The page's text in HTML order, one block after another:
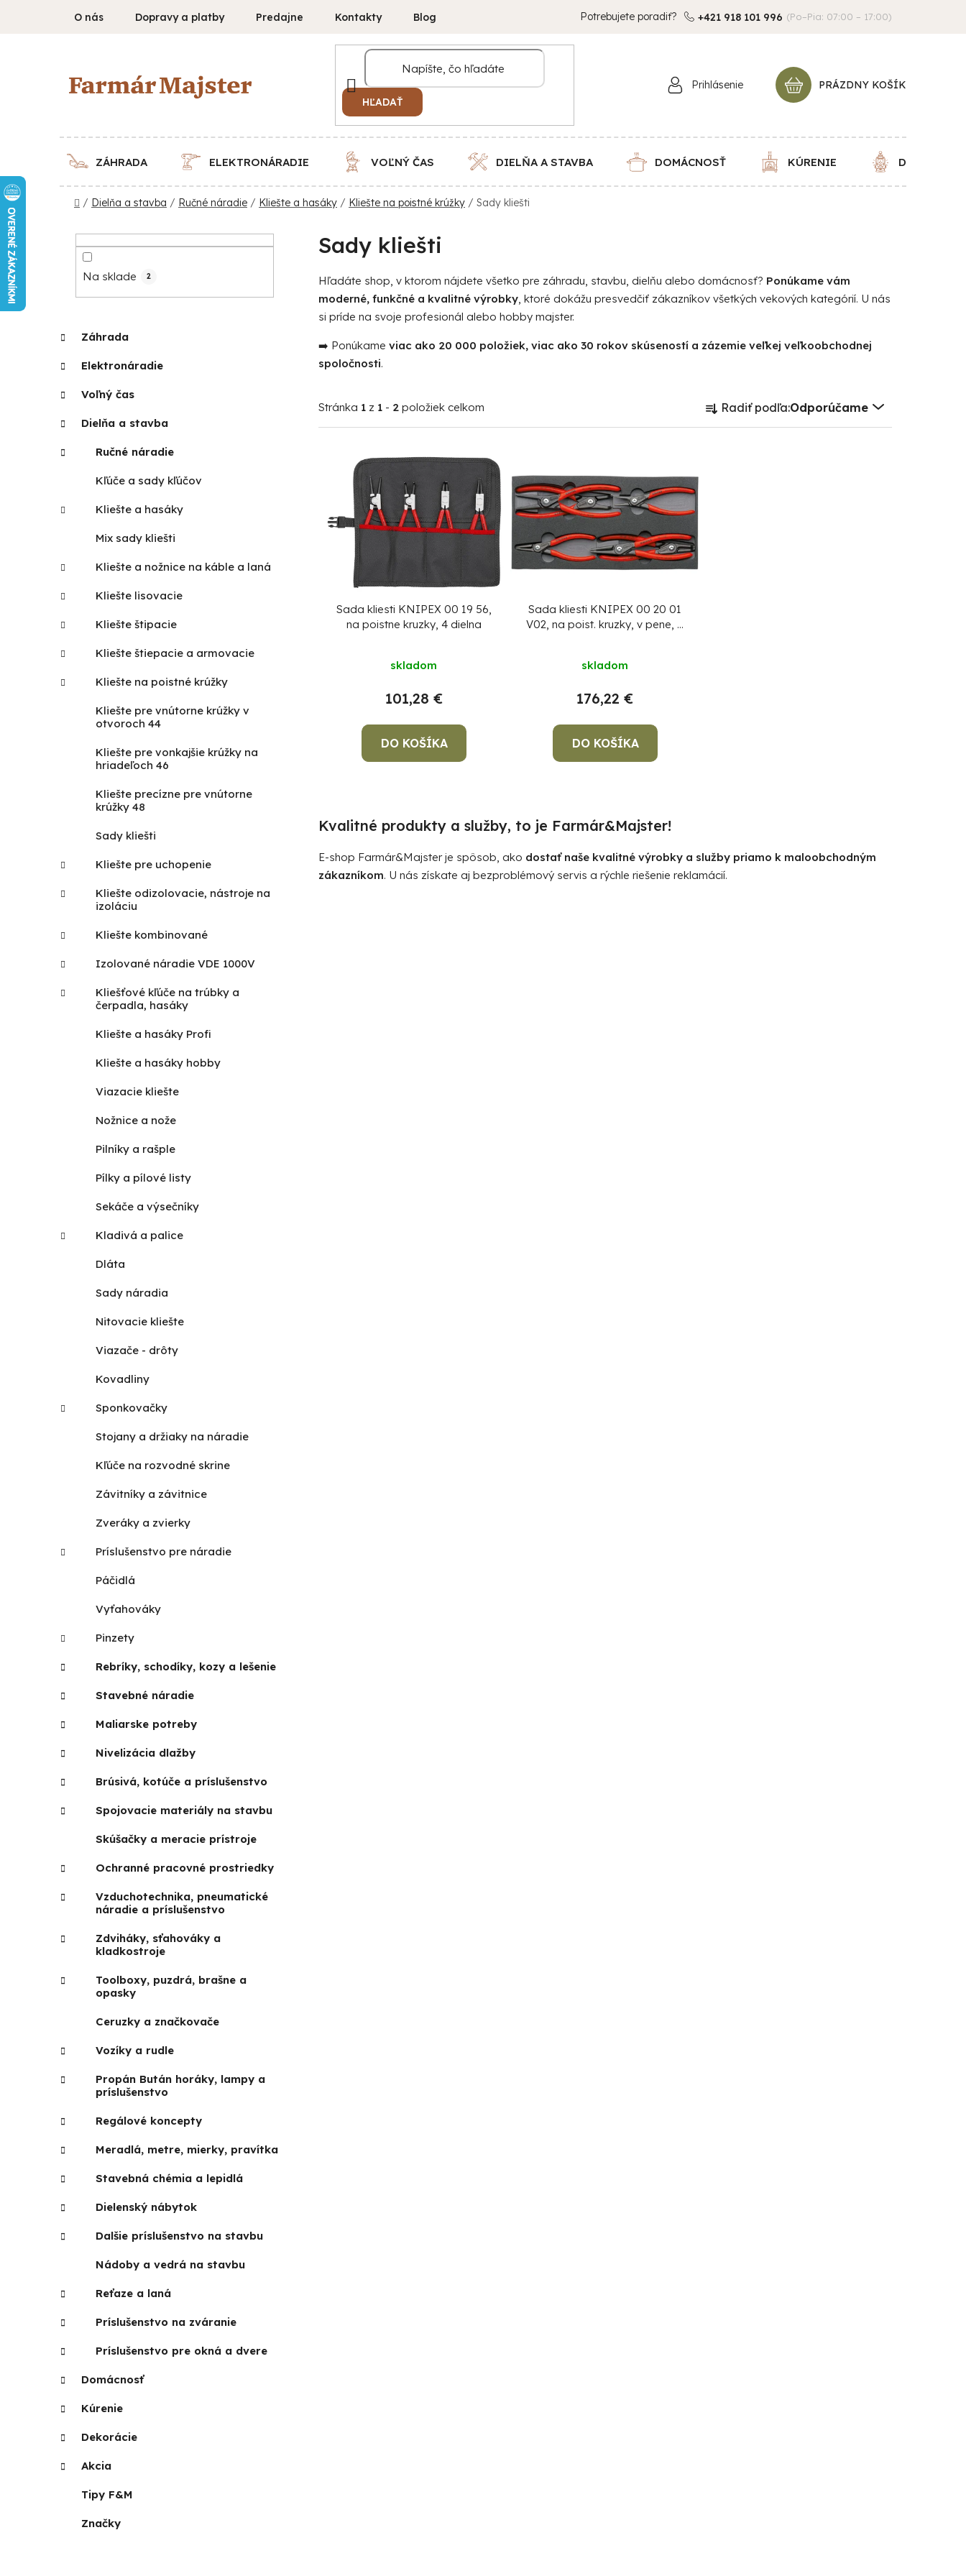
O nás Dopravy a platby Predajne Kontakty Blog Potrebujete poradiť? +421 918 101 996 (Po–Pia: 07:00 – 17:00)
HĽADAŤ
Prihlásenie
NÁKUPNÝ
KOŠÍK
PRÁZDNY KOŠÍK
ZÁHRADA ELEKTRONÁRADIE VOĽNÝ ČAS DIELŇA A STAVBA DOMÁCNOSŤ KÚRENIE DEKORÁCIE
Domov
/ Dielňa a stavba / Ručné náradie / Kliešte a hasáky / Kliešte na poistné krúžky / Sady kliešti
p
a
e
l
Na sklade 2
kategórie
a
t
g
r
e
Záhrada
Elektronáradie
Voľný čas
Dielňa a stavba
Ručné náradie
Kľúče a sady kľúčov
Kliešte a hasáky
Mix sady kliešti
Kliešte a nožnice na káble a laná
Kliešte lisovacie
Kliešte štipacie
Kliešte štiepacie a armovacie
Kliešte na poistné krúžky
Kliešte pre vnútorne krúžky v
otvoroch 44
Kliešte pre vonkajšie krúžky na
hriadeľoch 46
Kliešte precízne pre vnútorne
krúžky 48
Sady kliešti
Kliešte pre uchopenie
Kliešte odizolovacie, nástroje na
izoláciu
Kliešte kombinované
Izolované náradie VDE 1000V
Kliešťové kľúče na trúbky a
čerpadla, hasáky
Kliešte a hasáky Profi
Kliešte a hasáky hobby
Viazacie kliešte
Nožnice a nože
Pilníky a rašple
Pílky a pílové listy
Sekáče a výsečníky
Kladivá a palice
Dláta
Sady náradia
Nitovacie kliešte
Viazače - drôty
Kovadliny
Sponkovačky
Stojany a držiaky na náradie
Kľúče na rozvodné skrine
Závitníky a závitnice
Zveráky a zvierky
Príslušenstvo pre náradie
Páčidlá
Vyťahováky
Pinzety
Rebríky, schodíky, kozy a lešenie
Stavebné náradie
Maliarske potreby
Nivelizácia dlažby
Brúsivá, kotúče a príslušenstvo
Spojovacie materiály na stavbu
Skúšačky a meracie prístroje
Ochranné pracovné prostriedky
Vzduchotechnika, pneumatické
náradie a príslušenstvo
Zdviháky, sťahováky a
kladkostroje
Toolboxy, puzdrá, brašne a
opasky
Ceruzky a značkovače
Vozíky a rudle
Propán Bután horáky, lampy a
príslušenstvo
Regálové koncepty
Meradlá, metre, mierky, pravítka
Stavebná chémia a lepidlá
Dielenský nábytok
Dalšie príslušenstvo na stavbu
Nádoby a vedrá na stavbu
Reťaze a laná
Príslušenstvo na zváranie
Príslušenstvo pre okná a dvere
Domácnosť
Kúrenie
Dekorácie
Akcia
Tipy F&M
Značky
Sady kliešti
Hľadáte shop, v ktorom nájdete všetko pre záhradu, stavbu, dielňu alebo domácnosť? Ponúkame vám
moderné, funkčné a kvalitné výrobky , ktoré dokážu presvedčiť zákazníkov všetkých vekových kategórií. U nás
si príde na svoje profesionál alebo hobby majster.
➡️ Ponúkame viac ako 20 000 položiek, viac ako 30 rokov skúseností a zázemie veľkej veľkoobchodnej
spoločnosti.
Stránka 1 z 1 - 2 položiek celkom
R
a Radiť podľa:Odporúčame
Sada kliesti KNIPEX 00 19 56,
na poistne kruzky, 4 dielna
skladom
101,28 €
DO KOŠÍKA
Sada kliesti KNIPEX 00 20 01
V02, na poist. kruzky, v pene, 6
skladom
176,22 €
DO KOŠÍKA
v
l
d
a
Kvalitné produkty a služby, to je Farmár&Majster!
E-shop Farmár&Majster je spôsob, ako dostať naše kvalitné výrobky a služby priamo k maloobchodným
zákazníkom. U nás získate aj bezproblémový servis a rýchle riešenie reklamácií.